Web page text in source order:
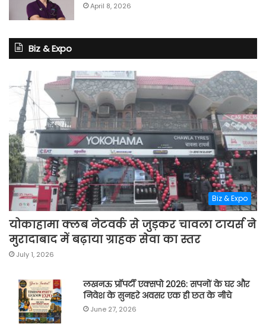
April 8, 2026
Biz & Expo
Biz & Expo
योकाहामा क्लब नेटवर्क से जुड़कर चावला टायर्स ने
मुरादाबाद में बढ़ाया ग्राहक सेवा का स्तर
July 1, 2026
लखनऊ प्रॉपर्टी एक्सपो 2026: सपनों के घर और
निवेश के सुनहरे अवसर एक ही छत के नीचे
June 27, 2026